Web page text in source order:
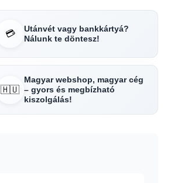
💳
Utánvét vagy bankkártyá?
Nálunk te döntesz!
🇭🇺
Magyar webshop, magyar cég
– gyors és megbízható
kiszolgálás!